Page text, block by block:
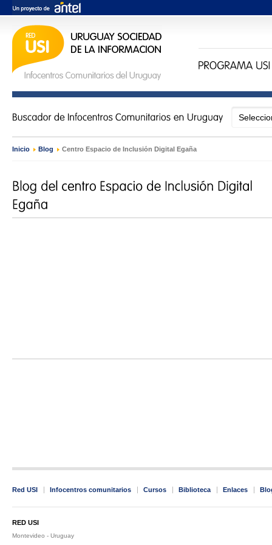
Inicio › Blog › Centro Espacio de Inclusión Digital Egaña
Red USI Infocentros comunitarios Cursos Biblioteca Enlaces
RED USI
Montevideo - Uruguay